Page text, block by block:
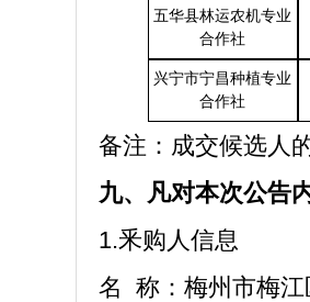
五华县林运农机专业
合作社
兴宁市宁昌种植专业
合作社
备注：成交候选人
九、 凡对本次公告
1.釆购人信息
名 称： 梅州市梅